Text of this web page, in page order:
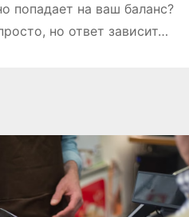
попадает на ваш баланс?
но ответ зависит…